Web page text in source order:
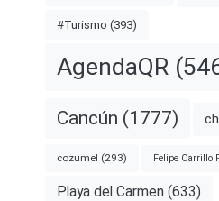
#Turismo (393)
AgendaQR
Cancún (1777)
cozumel (293) Felipe Carrillo
Playa del Carmen (633)